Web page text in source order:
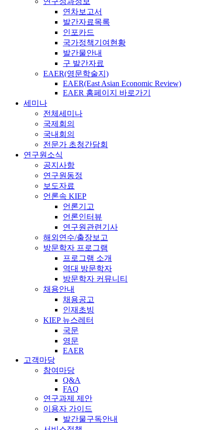
연차보고서
발간자료목록
인포카드
국가정책기여현황
발간물안내
구 발간자료
EAER(영문학술지)
EAER(East Asian Economic Review)
EAER 홈페이지 바로가기
세미나
전체세미나
국제회의
국내회의
전문가 초청간담회
연구원소식
공지사항
연구원동정
보도자료
언론속 KIEP
언론기고
언론인터뷰
연구원관련기사
해외연수/출장보고
방문학자 프로그램
프로그램 소개
역대 방문학자
방문학자 커뮤니티
채용안내
채용공고
인재초빙
KIEP 뉴스레터
국문
영문
EAER
고객마당
참여마당
Q&A
FAQ
연구과제 제안
이용자 가이드
발간물구독안내